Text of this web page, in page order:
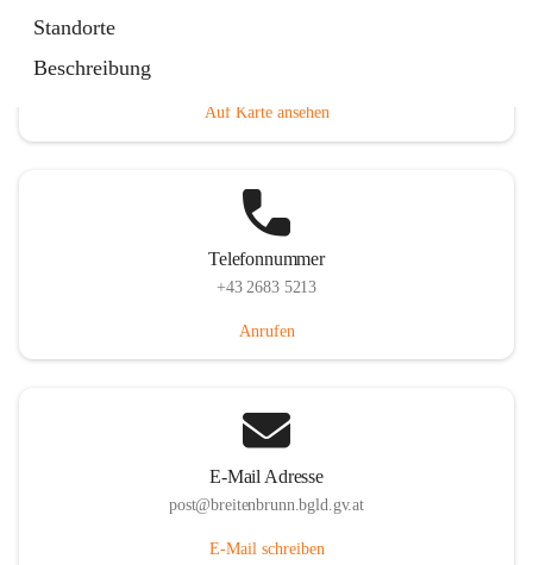
Standorte
Beschreibung
Auf Karte ansehen
Telefonnummer
+43 2683 5213
Anrufen
E-Mail Adresse
post@breitenbrunn.bgld.gv.at
E-Mail schreiben